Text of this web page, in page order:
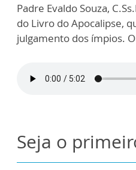
Padre Evaldo Souza,
do Livro do Apocalipse,
julgamento dos ímpios.
Seja o